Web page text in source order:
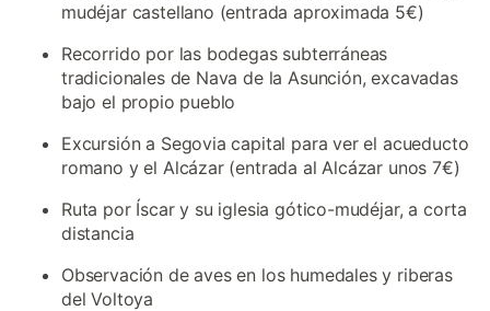
mudéjar castellano (entrada aproximada 5€)
Recorrido por las bodegas subterráneas
tradicionales de Nava de la Asunción, excavadas
bajo el propio pueblo
Excursión a Segovia capital para ver el acueducto
romano y el Alcázar (entrada al Alcázar unos 7€)
Ruta por Íscar y su iglesia gótico-mudéjar, a corta
distancia
Observación de aves en los humedales y riberas
del Voltoya